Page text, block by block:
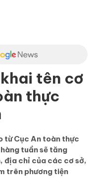
tên cơ
thực
từ Cục An toàn thực
tuần sẽ tăng
địa chỉ của các cơ sở,
trên phương tiện